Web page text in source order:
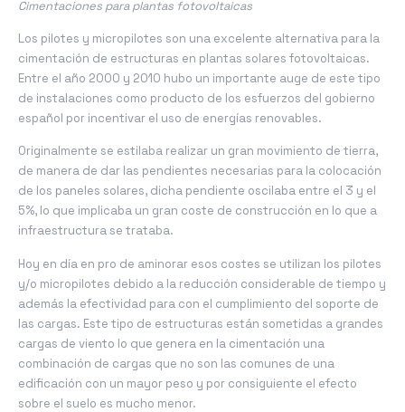
Cimentaciones para plantas fotovoltaicas
Los pilotes y micropilotes son una excelente alternativa para la
cimentación de estructuras en plantas solares fotovoltaicas.
Entre el año 2000 y 2010 hubo un importante auge de este tipo
de instalaciones como producto de los esfuerzos del gobierno
español por incentivar el uso de energías renovables.
Originalmente se estilaba realizar un gran movimiento de tierra,
de manera de dar las pendientes necesarias para la colocación
de los paneles solares, dicha pendiente oscilaba entre el 3 y el
5%, lo que implicaba un gran coste de construcción en lo que a
infraestructura se trataba.
Hoy en día en pro de aminorar esos costes se utilizan los pilotes
y/o micropilotes debido a la reducción considerable de tiempo y
además la efectividad para con el cumplimiento del soporte de
las cargas. Este tipo de estructuras están sometidas a grandes
cargas de viento lo que genera en la cimentación una
combinación de cargas que no son las comunes de una
edificación con un mayor peso y por consiguiente el efecto
sobre el suelo es mucho menor.